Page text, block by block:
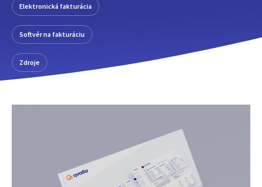
Elektronická fakturácia
Softvér na fakturáciu
Zdroje